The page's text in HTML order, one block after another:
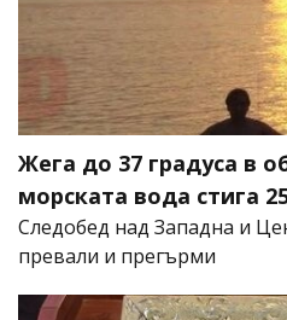
Жега до 37 градуса в
морската вода стига
Следобед над Западна и
превали и прегърми